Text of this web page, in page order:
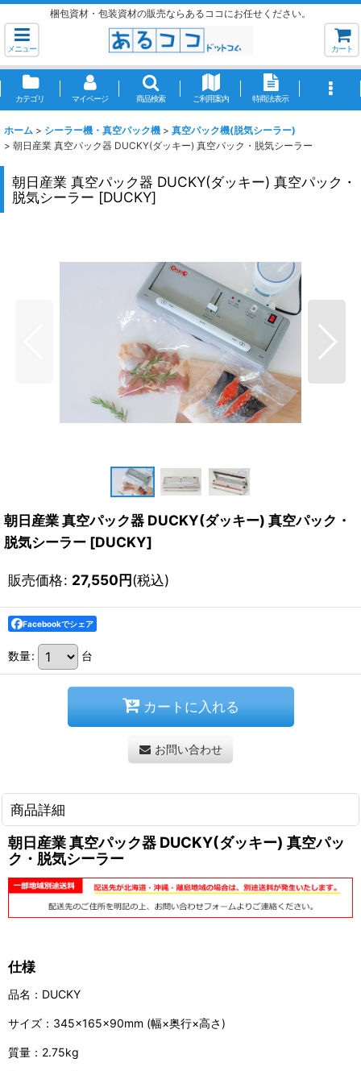
梱包資材・包装資材の販売ならあるココにお任せください。
メニュー カート
カテゴリ マイページ 商品検索 ご利用案内 特商法表示
ホーム > シーラー機・真空パック機 > 真空パック機(脱気シーラー)
> 朝日産業 真空パック器 DUCKY(ダッキー) 真空パック・脱気シーラー
朝日産業 真空パック器 DUCKY(ダッキー) 真空パック・
脱気シーラー [DUCKY]
朝日産業 真空パック器 DUCKY(ダッキー) 真空パック・
脱気シーラー [DUCKY]
販売価格: 27,550円(税込)
Facebookでシェア
数量: 台
カートに入れる
お問い合わせ
商品詳細
朝日産業 真空パック器 DUCKY(ダッキー) 真空パッ
ク・脱気シーラー
仕様
品名：DUCKY
サイズ：345×165×90mm (幅×奥行×高さ)
質量：2.75kg